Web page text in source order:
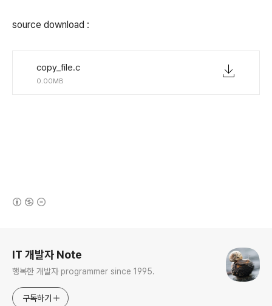
source download :
copy_file.c
0.00MB
IT 개발자 Note
행복한 개발자 programmer since 1995.
구독하기